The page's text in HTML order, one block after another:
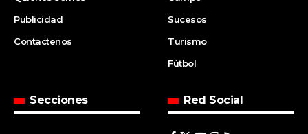
Publicidad
Contactenos
Sucesos
Turismo
Fútbol
Secciones Red Social